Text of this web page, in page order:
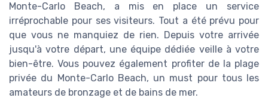
Monte-Carlo Beach, a mis en place un service
irréprochable pour ses visiteurs. Tout a été prévu pour
que vous ne manquiez de rien. Depuis votre arrivée
jusqu'à votre départ, une équipe dédiée veille à votre
bien-être. Vous pouvez également profiter de la plage
privée du Monte-Carlo Beach, un must pour tous les
amateurs de bronzage et de bains de mer.